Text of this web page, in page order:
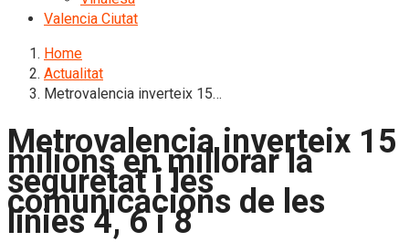
Valencia Ciutat
Home
Actualitat
Metrovalencia inverteix 15…
Metrovalencia inverteix 15
milions en millorar la
seguretat i les
comunicacions de les
línies 4, 6 i 8